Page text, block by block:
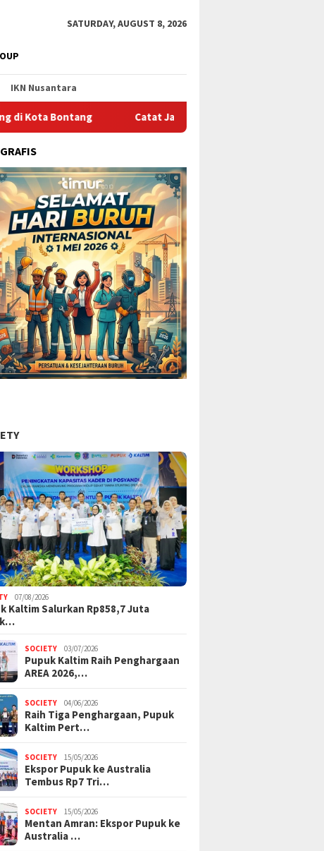
SATURDAY, AUGUST 8, 2026
IKN Nusantara
Catat Jadwalnya, Ini Pelayaran Kapal dari
07/08/2026
Kaltim Salurkan Rp858,7 Juta
SOCIETY 03/07/2026
Pupuk Kaltim Raih Penghargaan
AREA 2026,…
SOCIETY 04/06/2026
Raih Tiga Penghargaan, Pupuk
Kaltim Pert…
SOCIETY 15/05/2026
Ekspor Pupuk ke Australia
Tembus Rp7 Tri…
SOCIETY 15/05/2026
Mentan Amran: Ekspor Pupuk ke
Australia …